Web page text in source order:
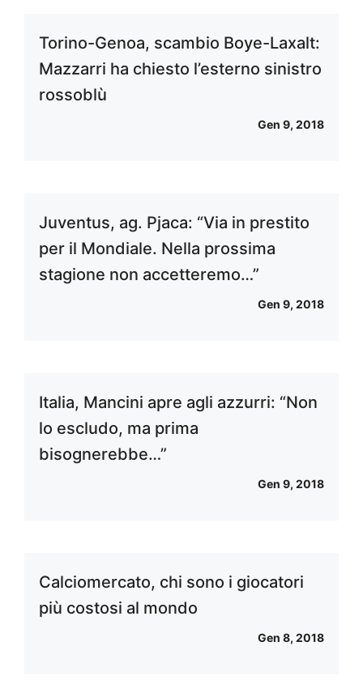
Torino-Genoa, scambio Boye-Laxalt:
Mazzarri ha chiesto l’esterno sinistro
rossoblù
Gen 9, 2018
Juventus, ag. Pjaca: “Via in prestito
per il Mondiale. Nella prossima
stagione non accetteremo…”
Gen 9, 2018
Italia, Mancini apre agli azzurri: “Non
lo escludo, ma prima
bisognerebbe…”
Gen 9, 2018
Calciomercato, chi sono i giocatori
più costosi al mondo
Gen 8, 2018